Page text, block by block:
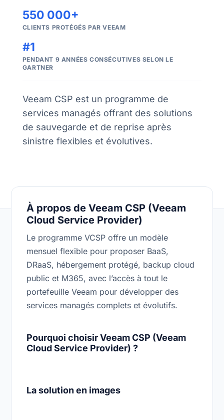
550 000+
CLIENTS PROTÉGÉS PAR VEEAM
#1
PENDANT 9 ANNÉES CONSÉCUTIVES SELON LE
GARTNER
Veeam CSP est un programme de
services managés offrant des solutions
de sauvegarde et de reprise après
sinistre flexibles et évolutives.
À propos de Veeam CSP (Veeam
Cloud Service Provider)
Le programme VCSP offre un modèle
mensuel flexible pour proposer BaaS,
DRaaS, hébergement protégé, backup cloud
public et M365, avec l’accès à tout le
portefeuille Veeam pour développer des
services managés complets et évolutifs.
Pourquoi choisir Veeam CSP (Veeam
Cloud Service Provider) ?
La solution en images